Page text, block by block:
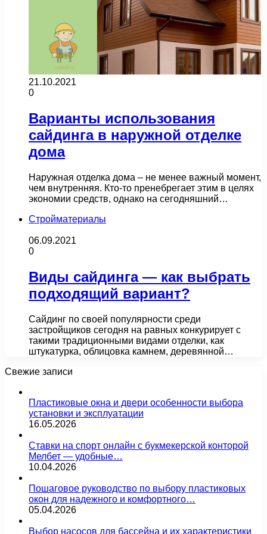
21.10.2021
0
Варианты использования
сайдинга в наружной отделке
дома
Наружная отделка дома – не менее важный момент,
чем внутренняя. Кто-то пренебрегает этим в целях
экономии средств, однако на сегодняшний…
Стройматериалы
06.09.2021
0
Виды сайдинга — как выбрать
подходящий вариант?
Сайдинг по своей популярности среди
застройщиков сегодня на равных конкурирует с
такими традиционными видами отделки, как
штукатурка, облицовка камнем, деревянной…
Свежие записи
Пластиковые окна и двери особенности выбора
установки и эксплуатации
16.05.2026
Ставки на спорт онлайн с букмекерской конторой
Мелбет — удобные…
10.04.2026
Пошаговое руководство по выбору пластиковых
окон для надежного и комфортного…
05.04.2026
Выбор насосов для бассейна и их характеристики